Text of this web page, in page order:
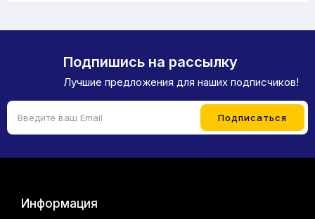
Подпишись на рассылку
Лучшие предложения для наших подписчиков!
Информация